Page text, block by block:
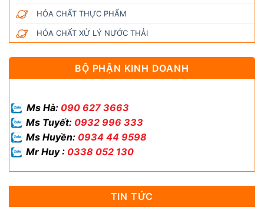
HÓA CHẤT THỰC PHẨM
HÓA CHẤT XỬ LÝ NƯỚC THẢI
BỘ PHẬN KINH DOANH
Ms Hà: 090 627 3663
Ms Tuyết: 0932 996 333
Ms Huyền: 0934 44 9598
Mr Huy : 0338 052 130
TIN TỨC